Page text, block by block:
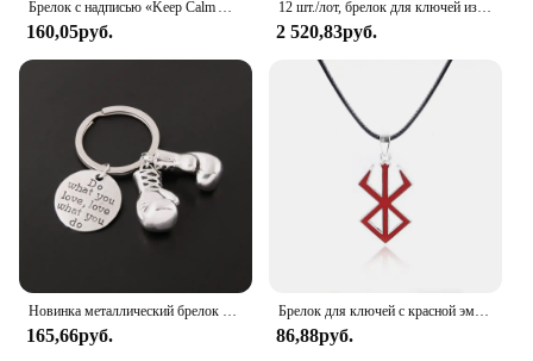
Брелок с надписью «Keep Calm And Love» для плавания, летняя спортивная цитата, кольцо-держатель с цепочкой, Клубные подарки для мужчин и женщин
160,05руб.
12 шт./лот, брелок для ключей из сплава, для бейсбола, бита, Митта, для спорта, несколько цветов, Повседневный, Спортивный Стиль, для мужчин и женщин, для подростков
2 520,83руб.
Новинка металлический брелок с боксерскими перчатками с надписью «Do You Love», спортивный брелок для ключей для женщин и мужчин, боксеры, ювелирные изделия
165,66руб.
Брелок для ключей с красной эмалью, популярный искусственный меч Behelit, подвеска в виде легенд ветра, воина, викингов, подарочное ювелирное изделие для мужчин и женщин
86,88руб.